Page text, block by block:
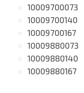
10009700073
10009700140
10009700167
10009880073
10009880140
10009880167